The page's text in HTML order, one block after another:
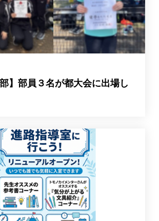
部】部員３名が都大会に出場し